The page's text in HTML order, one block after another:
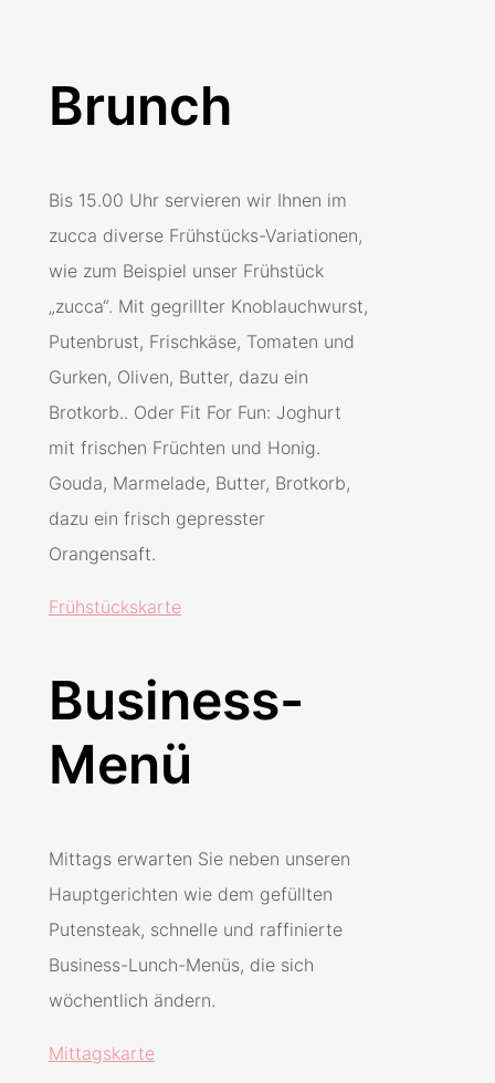
Brunch
Bis 15.00 Uhr servieren wir Ihnen im
zucca diverse Frühstücks-Variationen,
wie zum Beispiel unser Frühstück
„zucca“. Mit gegrillter Knoblauchwurst,
Putenbrust, Frischkäse, Tomaten und
Gurken, Oliven, Butter, dazu ein
Brotkorb.. Oder Fit For Fun: Joghurt
mit frischen Früchten und Honig.
Gouda, Marmelade, Butter, Brotkorb,
dazu ein frisch gepresster
Orangensaft.
Frühstückskarte
Business-
Menü
Mittags erwarten Sie neben unseren
Hauptgerichten wie dem gefüllten
Putensteak, schnelle und raffinierte
Business-Lunch-Menüs, die sich
wöchentlich ändern.
Mittagskarte